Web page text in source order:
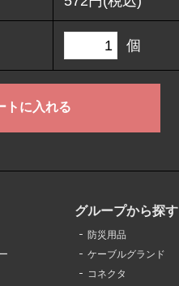
個
グループから探す
防災用品
ケーブルグランド
コネクタ